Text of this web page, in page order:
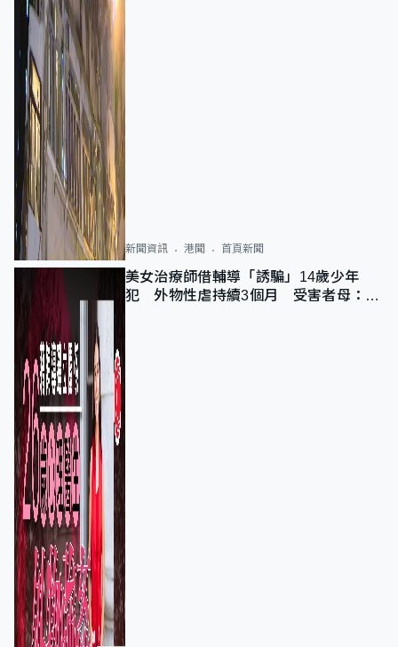
新聞資訊 港聞 首頁新聞
美女治療師借輔導「誘騙」14歲少年
犯 外物性虐持續3個月 受害者母：要